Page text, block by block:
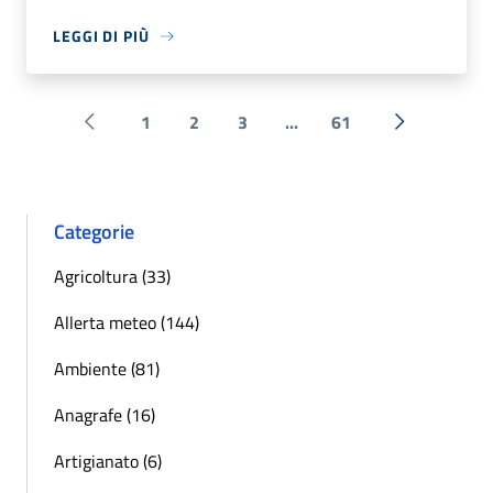
LEGGI DI PIÙ
Pagina precedente
1 2 3 ... 61 Successiva
Categorie
Agricoltura (33)
Allerta meteo (144)
Ambiente (81)
Anagrafe (16)
Artigianato (6)